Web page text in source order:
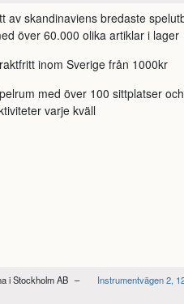
av skandinaviens bredaste
över 60.000 olika artiklar i lager
inom Sverige från 1000kr
med över 100 sittplatser och
varje kväll
i Stockholm AB Instrumentvägen 2,